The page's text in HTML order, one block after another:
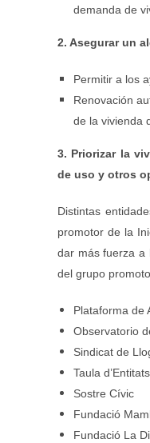
demanda de
2. Asegurar un
Permitir a los
Renovación
de la vivienda
3. Priorizar la
de uso y otros
Distintas
promotor de la
dar más fuerza a
del grupo
Plataforma de
Observatorio
Sindicat de
Taula
Sostre Cívic
Fundació
Fundació La